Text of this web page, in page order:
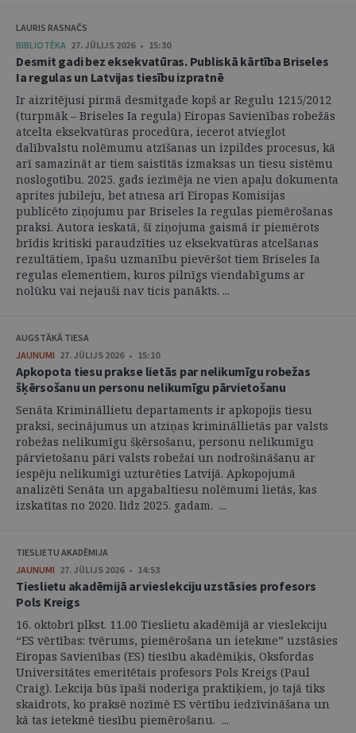
LAURIS RASNAČS
BIBLIOTĒKA 27. JŪLIJS 2026 • 15:30
Desmit gadi bez eksekvatūras. Publiskā kārtība Briseles
Ia regulas un Latvijas tiesību izpratnē
Ir aizritējusi pirmā desmitgade kopš ar Regulu 1215/2012
(turpmāk – Briseles Ia regula) Eiropas Savienības robežās
atcelta eksekvatūras procedūra, iecerot atvieglot
dalībvalstu nolēmumu atzīšanas un izpildes procesus, kā
arī samazināt ar tiem saistītās izmaksas un tiesu sistēmu
noslogotību. 2025. gads iezīmēja ne vien apaļu dokumenta
aprites jubileju, bet atnesa arī Eiropas Komisijas
publicēto ziņojumu par Briseles Ia regulas piemērošanas
praksi. Autora ieskatā, šī ziņojuma gaismā ir piemērots
brīdis kritiski paraudzīties uz eksekvatūras atcelšanas
rezultātiem, īpašu uzmanību pievēršot tiem Briseles Ia
regulas elementiem, kuros pilnīgs viendabīgums ar
nolūku vai nejauši nav ticis panākts. ...
AUGSTĀKĀ TIESA
JAUNUMI 27. JŪLIJS 2026 • 15:10
Apkopota tiesu prakse lietās par nelikumīgu robežas
šķērsošanu un personu nelikumīgu pārvietošanu
Senāta Krimināllietu departaments ir apkopojis tiesu
praksi, secinājumus un atziņas krimināllietās par valsts
robežas nelikumīgu šķērsošanu, personu nelikumīgu
pārvietošanu pāri valsts robežai un nodrošināšanu ar
iespēju nelikumīgi uzturēties Latvijā. Apkopojumā
analizēti Senāta un apgabaltiesu nolēmumi lietās, kas
izskatītas no 2020. līdz 2025. gadam. ...
TIESLIETU AKADĒMIJA
JAUNUMI 27. JŪLIJS 2026 • 14:53
Tieslietu akadēmijā ar vieslekciju uzstāsies profesors
Pols Kreigs
16. oktobrī plkst. 11.00 Tieslietu akadēmijā ar vieslekciju
“ES vērtības: tvērums, piemērošana un ietekme” uzstāsies
Eiropas Savienības (ES) tiesību akadēmiķis, Oksfordas
Universitātes emeritētais profesors Pols Kreigs (Paul
Craig). Lekcija būs īpaši noderīga praktiķiem, jo tajā tiks
skaidrots, ko praksē nozīmē ES vērtību iedzīvināšana un
kā tas ietekmē tiesību piemērošanu. ...